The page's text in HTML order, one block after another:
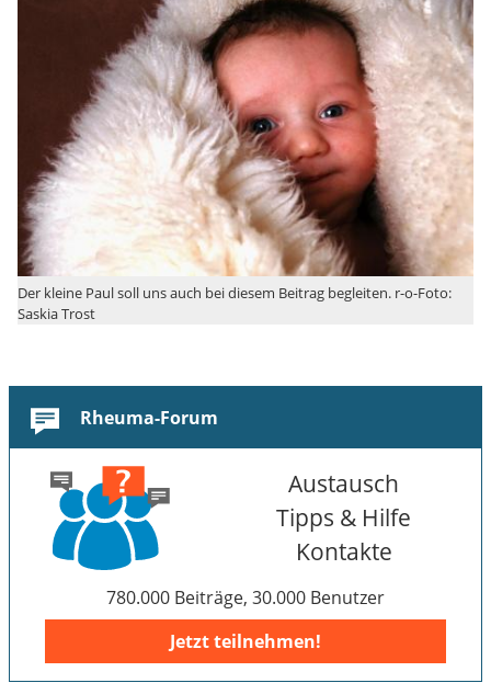
Der kleine Paul soll uns auch bei diesem Beitrag begleiten. r-o-Foto:
Saskia Trost
Rheuma-Forum
Austausch
Tipps & Hilfe
Kontakte
780.000 Beiträge, 30.000 Benutzer
Jetzt teilnehmen!